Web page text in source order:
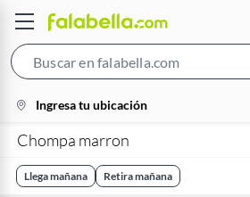
Bar
location-
icon
Ingresa tu ubicación
Chompa marron
Llega mañana Retira mañana